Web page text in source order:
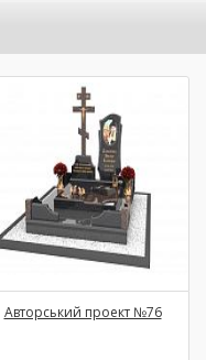
Авторський проект №76